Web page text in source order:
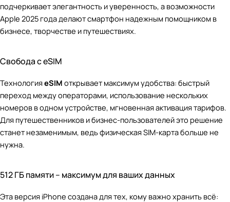
подчеркивает элегантность и уверенность, а возможности
Apple 2025 года делают смартфон надежным помощником в
бизнесе, творчестве и путешествиях.
Свобода с eSIM
Технология eSIM открывает максимум удобства: быстрый
переход между операторами, использование нескольких
номеров в одном устройстве, мгновенная активация тарифов.
Для путешественников и бизнес-пользователей это решение
станет незаменимым, ведь физическая SIM-карта больше не
нужна.
512 ГБ памяти – максимум для ваших данных
Эта версия iPhone создана для тех, кому важно хранить всё: